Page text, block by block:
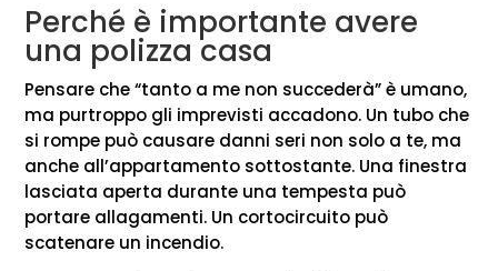
Perché è importante avere
una polizza casa
Pensare che “tanto a me non succederà” è umano,
ma purtroppo gli imprevisti accadono. Un tubo che
si rompe può causare danni seri non solo a te, ma
anche all’appartamento sottostante. Una finestra
lasciata aperta durante una tempesta può
portare allagamenti. Un cortocircuito può
scatenare un incendio.